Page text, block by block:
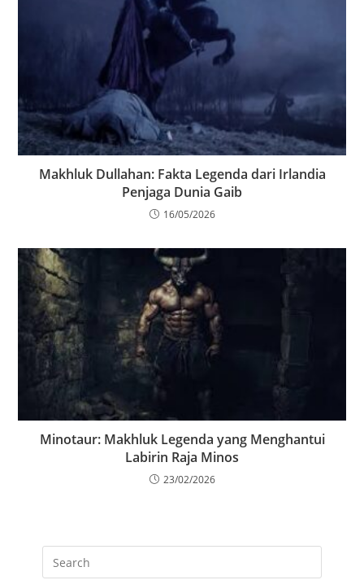
Makhluk Dullahan: Fakta Legenda dari Irlandia
Penjaga Dunia Gaib
16/05/2026
Minotaur: Makhluk Legenda yang Menghantui
Labirin Raja Minos
23/02/2026